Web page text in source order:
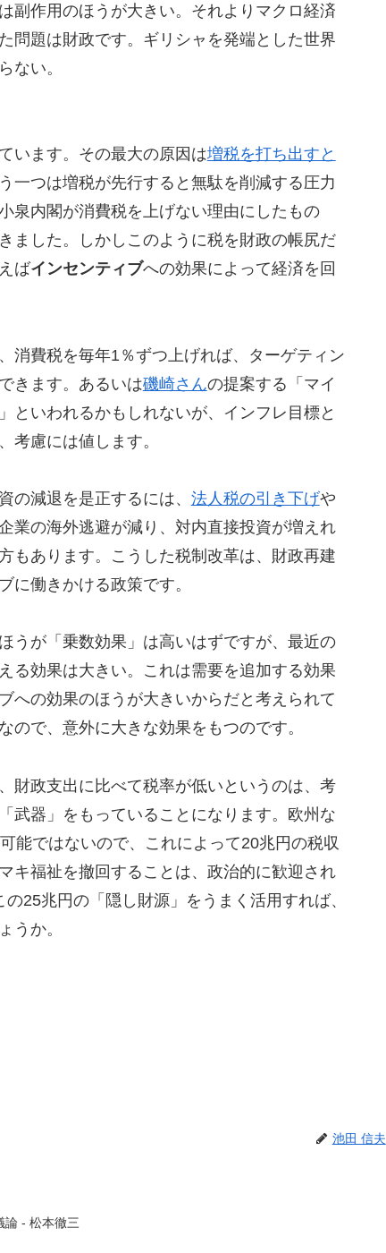
副作用のほうが大きい。それよりマクロ経済
問題は財政です。ギリシャを発端とした世界
ない。
います。その最大の原因は増税を打ち出すと
一つは増税が先行すると無駄を削減する圧力
泉内閣が消費税を上げない理由にしたもの
ました。しかしこのように税を財政の帳尻だ
ばインセンティブへの効果によって経済を回
消費税を毎年1％ずつ上げれば、ターゲティン
きます。あるいは磯崎さんの提案する「マイ
といわれるかもしれないが、インフレ目標と
考慮には値します。
の減退を是正するには、 法人税の引き下げや
業の海外逃避が減り、対内直接投資が増えれ
もあります。こうした税制改革は、財政再建
に働きかける政策です。
うが「乗数効果」は高いはずですが、最近の
る効果は大きい。これは需要を追加する効果
への効果のほうが大きいからだと考えられて
で、意外に大きな効果をもつのです。
財政支出に比べて税率が低いというのは、考
武器」をもっていることになります。欧州な
能ではないので、これによって20兆円の税収
キ福祉を撤回することは、政治的に歓迎され
25兆円の「隠し財源」をうまく活用すれば、
うか。
池田 信夫
論 - 松本徹三